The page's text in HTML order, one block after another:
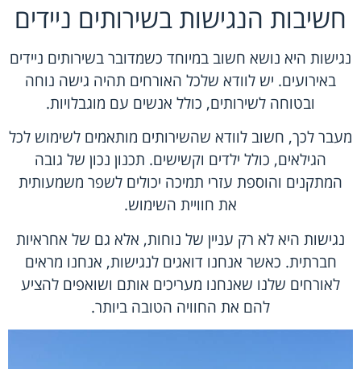
חשיבות הנגישות בשירותים ניידים
נגישות היא נושא חשוב במיוחד כשמדובר בשירותים ניידים
באירועים. יש לוודא שלכל האורחים תהיה גישה נוחה
ובטוחה לשירותים, כולל אנשים עם מוגבלויות.
מעבר לכך, חשוב לוודא שהשירותים מותאמים לשימוש לכל
הגילאים, כולל ילדים וקשישים. תכנון נכון של גובה
המתקנים והוספת עזרי תמיכה יכולים לשפר משמעותית
את חוויית השימוש.
נגישות היא לא רק עניין של נוחות, אלא גם של אחראיות
חברתית. כאשר אנחנו דואגים לנגישות, אנחנו מראים
לאורחים שלנו שאנחנו מעריכים אותם ושואפים להציע
להם את החוויה הטובה ביותר.